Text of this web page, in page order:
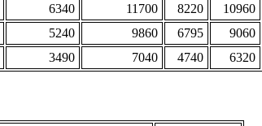
6340 11700 8220 10960
5240 9860 6795 9060
3490 7040 4740 6320